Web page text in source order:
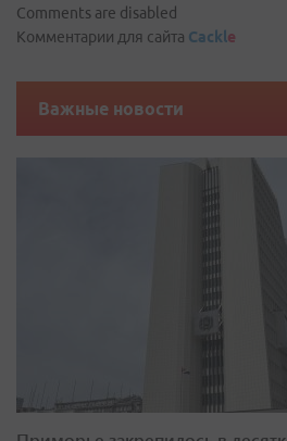
Comments are disabled
Комментарии для сайта Cackle
Важные новости